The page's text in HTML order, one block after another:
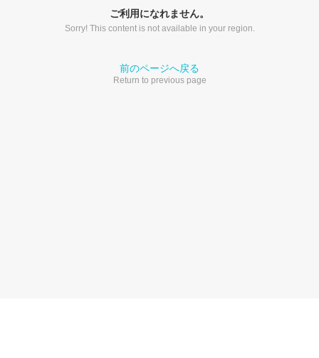
ご利用になれません。
Sorry! This content is not available in your region.
前のページへ戻る
Return to previous page